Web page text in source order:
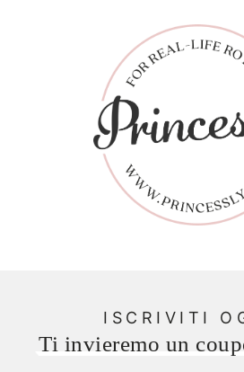
ISCRIVITI
Ti invieremo un